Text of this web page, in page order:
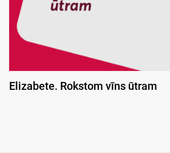
Elizabete. Rokstom vīns ūtram